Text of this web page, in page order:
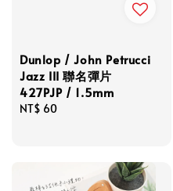
Dunlop / John Petrucci
Jazz III 聯名彈片
427PJP / 1.5mm
Regular
NT$ 60